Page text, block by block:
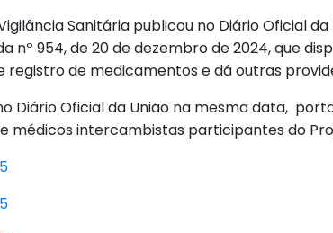
Sanitária publicou no Diário Oficial da
nº 954, de 20 de dezembro de 2024, que
de medicamentos e dá outras
Diário Oficial da União na mesma data,
médicos intercambistas participantes do